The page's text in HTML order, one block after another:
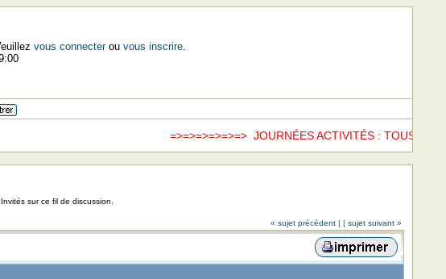
vous connecterou vous inscrire.
=>=>=>=>=>=> JOURNÉES ACTIVITÉS : TOUS LES
sur ce fil de discussion.
« sujet précédent | | sujet suivant »